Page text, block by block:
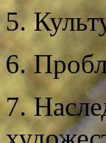
5.
6.
7.